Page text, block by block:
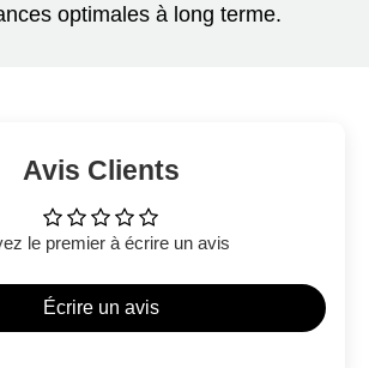
optimales à long terme.
Avis Clients
le premier à écrire un avis
Écrire un avis